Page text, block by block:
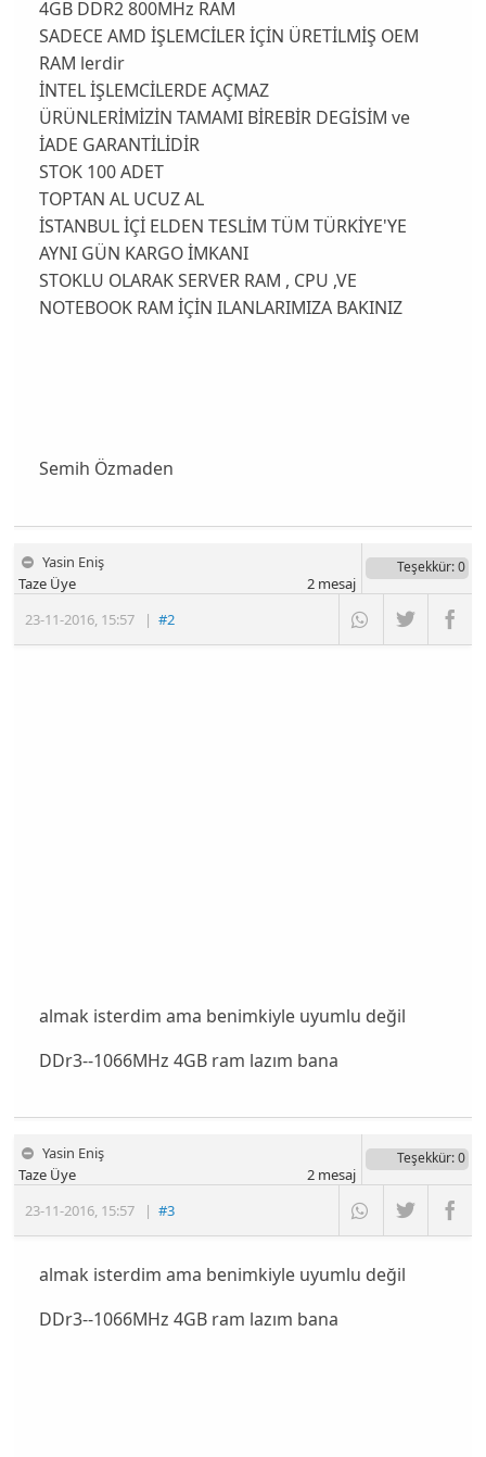
4GB DDR2 800MHz RAM
SADECE AMD İŞLEMCİLER İÇİN ÜRETİLMİŞ OEM
RAM lerdir
İNTEL İŞLEMCİLERDE AÇMAZ
ÜRÜNLERİMİZİN TAMAMI BİREBİR DEGİSİM ve
İADE GARANTİLİDİR
STOK 100 ADET
TOPTAN AL UCUZ AL
İSTANBUL İÇİ ELDEN TESLİM TÜM TÜRKİYE'YE
AYNI GÜN KARGO İMKANI
STOKLU OLARAK SERVER RAM , CPU ,VE
NOTEBOOK RAM İÇİN ILANLARIMIZA BAKINIZ
Semih Özmaden
Yasin Eniş
23-11-2016, 15:57 |#2
Taze Üye
Teşekkür: 0
2mesaj
almak isterdim ama benimkiyle uyumlu değil
DDr3--1066MHz 4GB ram lazım bana
Yasin Eniş
23-11-2016, 15:57 |#3
Taze Üye
Teşekkür: 0
2mesaj
almak isterdim ama benimkiyle uyumlu değil
DDr3--1066MHz 4GB ram lazım bana